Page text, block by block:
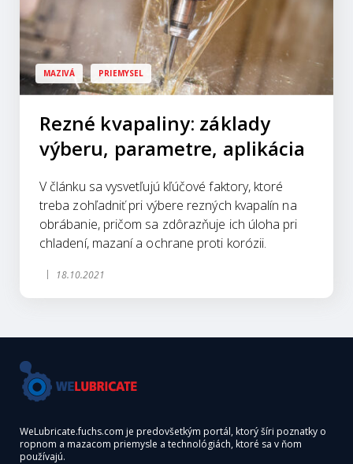
MAZIVÁ PRIEMYSEL
Rezné kvapaliny: základy
výberu, parametre, aplikácia
V článku sa vysvetľujú kľúčové faktory, ktoré
treba zohľadniť pri výbere rezných kvapalín na
obrábanie, pričom sa zdôrazňuje ich úloha pri
chladení, mazaní a ochrane proti korózii.
18.10.2021
WeLubricate.fuchs.com je predovšetkým portál, ktorý šíri poznatky o
ropnom a mazacom priemysle a technológiách, ktoré sa v ňom
používajú.